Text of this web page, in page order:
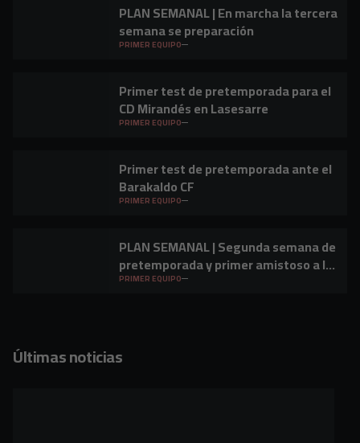
PLAN SEMANAL | En marcha la tercera
semana se preparación
PRIMER EQUIPO
Primer test de pretemporada para el
CD Mirandés en Lasesarre
PRIMER EQUIPO
Primer test de pretemporada ante el
Barakaldo CF
PRIMER EQUIPO
PLAN SEMANAL | Segunda semana de
pretemporada y primer amistoso a la
vista
PRIMER EQUIPO
Últimas noticias